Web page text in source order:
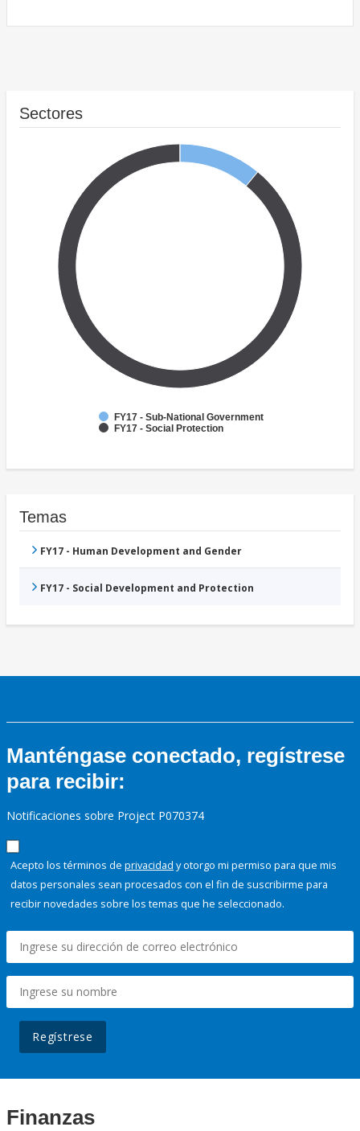
Sectores
FY17 - Sub-National Government
FY17 - Social Protection
Temas
FY17 - Human Development and Gender
FY17 - Social Development and Protection
Manténgase conectado, regístrese
para recibir:
Notificaciones sobre Project P070374
Acepto los términos de privacidad y otorgo mi permiso para que mis
datos personales sean procesados con el fin de suscribirme para
recibir novedades sobre los temas que he seleccionado.
Regístrese
Finanzas